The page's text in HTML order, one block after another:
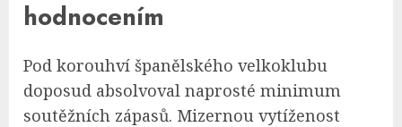
hodnocením
Pod korouhví španělského velkoklubu
doposud absolvoval naprosté minimum
soutěžních zápasů. Mizernou vytíženost